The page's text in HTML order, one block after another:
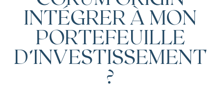
INTÉGRER À MON
PORTEFEUILLE
D’INVESTISSEMENT
?